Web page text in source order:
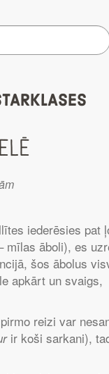
iederēsies pat
mīlas āboli), es
šos ābolus
apkārt un svaigs,
reizi var
ir koši sarkani),